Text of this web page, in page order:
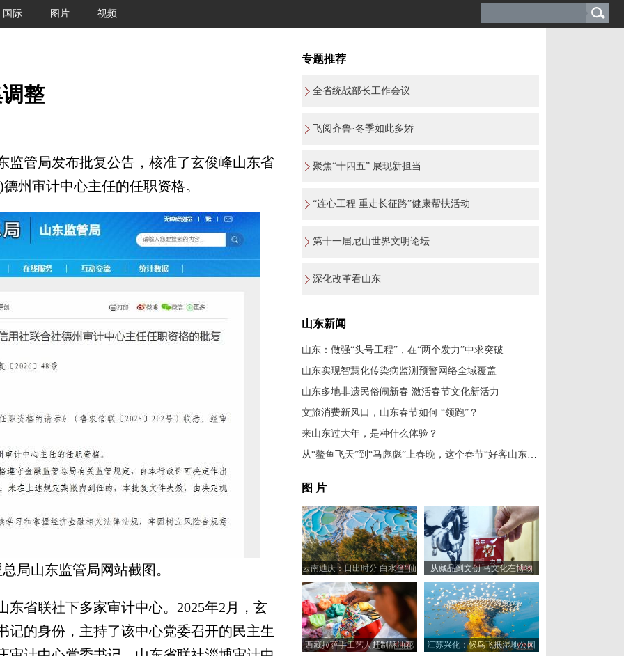
国际 图片 视频
整
管局发布批复公告，核准了玄俊峰山东省
州审计中心主任的任职资格。
局山东监管局网站截图。
联社下多家审计中心。2025年2月，玄
记的身份，主持了该中心党委召开的民主生
专题推荐
全省统战部长工作会议
飞阅齐鲁·冬季如此多娇
聚焦“十四五” 展现新担当
“连心工程 重走长征路”健康帮扶活动
第十一届尼山世界文明论坛
深化改革看山东
山东新闻
山东：做强“头号工程”，在“两个发力”中求突破
山东实现智慧化传染病监测预警网络全域覆盖
山东多地非遗民俗闹新春 激活春节文化新活力
文旅消费新风口，山东春节如何 “领跑”？
来山东过大年，是种什么体验？
从“鳌鱼飞天”到“马彪彪”上春晚，这个春节“好客山东”赢在哪儿?
图 片
云南迪庆：日出时分 白水台“仙
人遗田”染金边
从藏品到文创 马文化在博物
馆“奔”向新岁
西藏拉萨手工艺人赶制酥油花
江苏兴化：候鸟飞抵湿地公园